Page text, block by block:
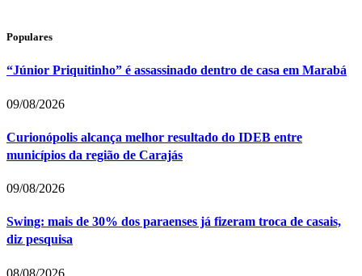
Populares
“Júnior Priquitinho” é assassinado dentro de casa em Marabá
09/08/2026
Curionópolis alcança melhor resultado do IDEB entre
municípios da região de Carajás
09/08/2026
Swing: mais de 30% dos paraenses já fizeram troca de casais,
diz pesquisa
08/08/2026